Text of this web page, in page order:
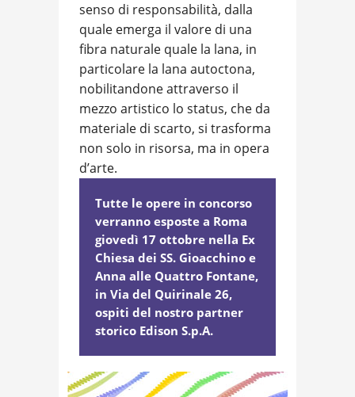
senso di responsabilità, dalla
quale emerga il valore di una
fibra naturale quale la lana, in
particolare la lana autoctona,
nobilitandone attraverso il
mezzo artistico lo status, che da
materiale di scarto, si trasforma
non solo in risorsa, ma in opera
d’arte.
Tutte le opere in concorso
verranno esposte a Roma
giovedì 17 ottobre nella Ex
Chiesa dei SS. Gioacchino e
Anna alle Quattro Fontane,
in Via del Quirinale 26,
ospiti del nostro partner
storico Edison S.p.A.